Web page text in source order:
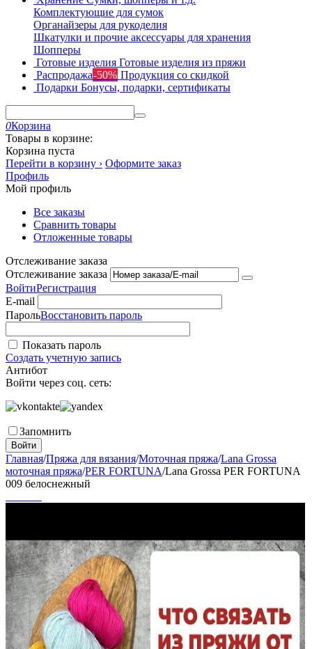
Комплектующие для сумок
Органайзеры для рукоделия
Шкатулки и прочие аксессуары для хранения
Шопперы
Готовые изделия Готовые изделия из пряжи
Распродажа-50% Продукция со скидкой
Подарки Бонусы, подарки, сертификаты
0Корзина
Товары в корзине:
Корзина пуста
Перейти в корзину › Оформите заказ
Профиль
Мой профиль
Все заказы
Сравнить товары
Отложенные товары
Отслеживание заказа
Отслеживание заказа
ВойтиРегистрация
E-mail
ПарольВосстановить пароль
Показать пароль
Создать учетную запись
Антибот
Войти через соц. сеть:
Запомнить
Войти
Главная/Пряжа для вязания/Моточная пряжа/Lana Grossa
моточная пряжа/PER FORTUNA/Lana Grossa PER FORTUNA
009 белоснежный